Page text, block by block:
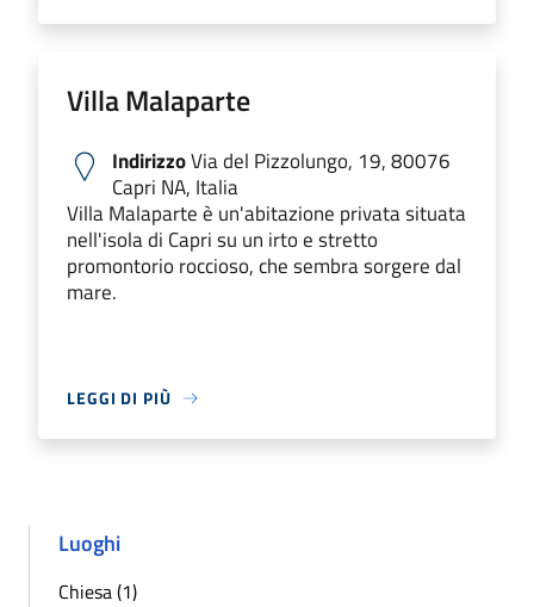
Villa Malaparte
IndirizzoVia del Pizzolungo, 19, 80076
Capri NA, Italia
Villa Malaparte è un'abitazione privata situata
nell'isola di Capri su un irto e stretto
promontorio roccioso, che sembra sorgere dal
mare.
LEGGI DI PIÙ
Luoghi
Chiesa (1)